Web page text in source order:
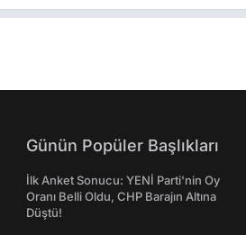
Günün Popüler Başlıkları
İlk Anket Sonucu: YENİ Parti'nin Oy
Oranı Belli Oldu, CHP Barajın Altına
Düştü!